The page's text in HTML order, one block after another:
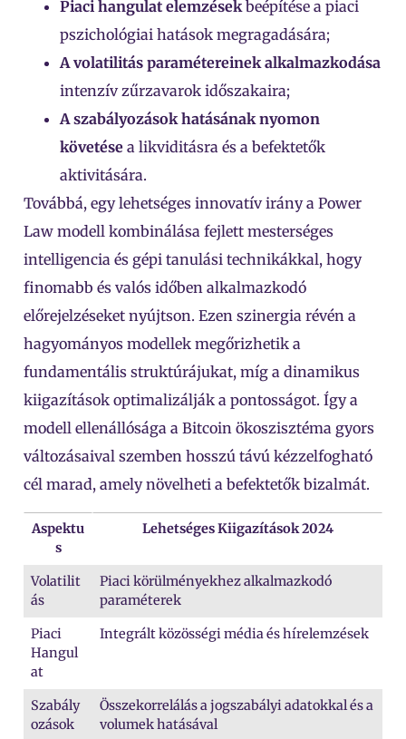
Piaci hangulat elemzésekbeépítése a piaci
pszichológiai hatások megragadására;
A volatilitás paramétereinek alkalmazkodása
intenzív zűrzavarok időszakaira;
A szabályozások hatásának nyomon
követése a likviditásra és a befektetők
aktivitására.
Továbbá, egy lehetséges innovatív irány a Power
Law modell kombinálása fejlett mesterséges
intelligencia és gépi tanulási technikákkal, hogy
finomabb és valós időben alkalmazkodó
előrejelzéseket nyújtson. Ezen szinergia révén a
hagyományos modellek megőrizhetik a
fundamentális struktúrájukat, míg a dinamikus
kiigazítások optimalizálják a pontosságot. Így a
modell ellenállósága a Bitcoin ökoszisztéma gyors
változásaival szemben hosszú távú kézzelfogható
cél marad, amely növelheti a befektetők bizalmát.
Aspektu
s
Lehetséges Kiigazítások 2024
Volatilit
ás
Piaci körülményekhez alkalmazkodó
paraméterek
Piaci
Hangul
at
Integrált közösségi média és hírelemzések
Szabály
ozások
Összekorrelálás a jogszabályi adatokkal és a
volumek hatásával